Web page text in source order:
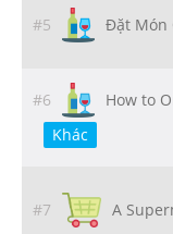
#5 Đặt Món
#6
How to
Khác
#7 A